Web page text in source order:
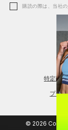
アクセサリー
レギンス＆タイ
シューズ
購読の際は、当社の
特定商
プラ
© 2026